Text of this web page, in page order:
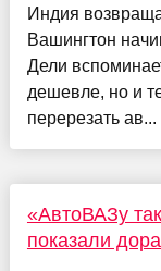
Индия
Вашингтон
Дели
дешевле, но и
перерезать ав...
«АвтоВАЗу
показали